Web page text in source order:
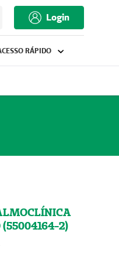
Login
RÁPIDO
(55004164-2)